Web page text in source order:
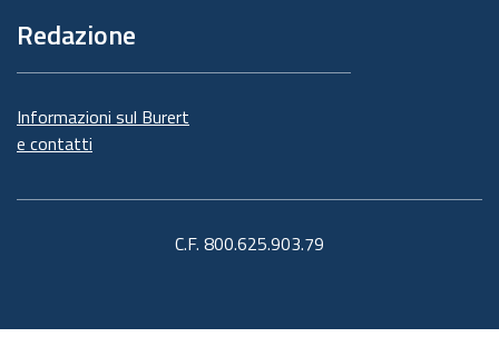
Redazione
Informazioni sul Burert
e contatti
C.F. 800.625.903.79